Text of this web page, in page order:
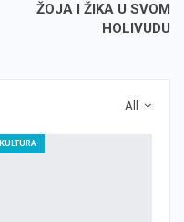
ŽOJA I ŽIKA U SVOM
HOLIVUDU
All
KULTURA